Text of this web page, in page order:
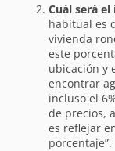
Cuál será
habitual es
vivienda
este
ubicación y
encontrar
incluso el
de precios,
es reflejar
porcentaje”.